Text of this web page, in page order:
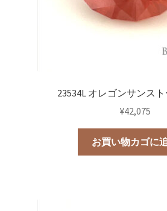
23534L オレゴンサンス
¥42,075
お買い物カゴに